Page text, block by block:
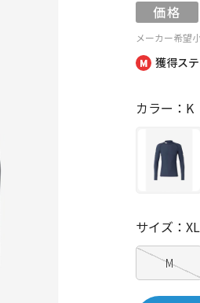
獲得ス
メーカー希望
カラー：K
M
サイズ：XL